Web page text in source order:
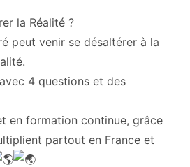
la Réalité ?
peut venir se désaltérer à la
4 questions et des
en formation continue, grâce
partout en France et